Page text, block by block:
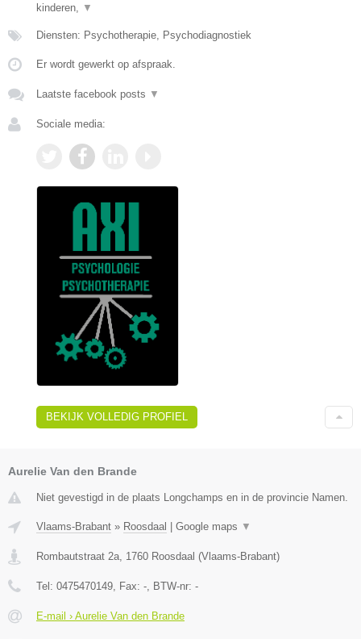
kinderen,
▼
Diensten: Psychotherapie, Psychodiagnostiek
Er wordt gewerkt op afspraak.
Laatste facebook posts ▼
Sociale media:
BEKIJK VOLLEDIG PROFIEL
Aurelie Van den Brande
Niet gevestigd in de plaats Longchamps en in de provincie Namen.
Vlaams-Brabant » Roosdaal Google maps ▼
Rombautstraat 2a, 1760 Roosdaal (Vlaams-Brabant)
Tel: 0475470149, Fax: -, BTW-nr: -
E-mail › Aurelie Van den Brande